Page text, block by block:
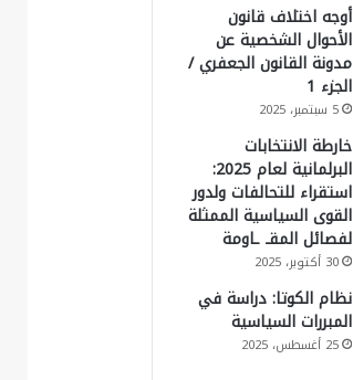
أوجه اختلاف قانون
الأحوال الشخصية عن
مدونة القانون الجعفري /
الجزء 1
5 سبتمبر، 2025
خارطة الانتخابات
البرلمانية لعام 2025:
استقراء للتحالفات ولدور
القوى السياسية الممثلة
لفصائل المقـ ـاومة
30 أكتوبر، 2025
نظام الكوتا: دراسة في
المبررات السياسية
25 أغسطس، 2025